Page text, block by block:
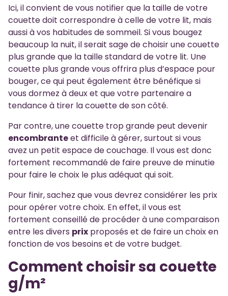
Ici, il convient de vous notifier que la taille de votre
couette doit correspondre à celle de votre lit, mais
aussi à vos habitudes de sommeil. Si vous bougez
beaucoup la nuit, il serait sage de choisir une couette
plus grande que la taille standard de votre lit. Une
couette plus grande vous offrira plus d’espace pour
bouger, ce qui peut également être bénéfique si
vous dormez à deux et que votre partenaire a
tendance à tirer la couette de son côté.
Par contre, une couette trop grande peut devenir
encombranteet difficile à gérer, surtout si vous
avez un petit espace de couchage. Il vous est donc
fortement recommandé de faire preuve de minutie
pour faire le choix le plus adéquat qui soit.
Pour finir, sachez que vous devrez considérer les prix
pour opérer votre choix. En effet, il vous est
fortement conseillé de procéder à une comparaison
entre les divers prix proposés et de faire un choix en
fonction de vos besoins et de votre budget.
Comment choisir sa couette
g/m²